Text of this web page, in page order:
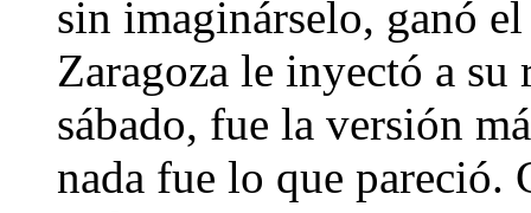
sin imaginárselo, ganó
Zaragoza le inyectó a
sábado, fue la versión
nada fue lo que pareció.